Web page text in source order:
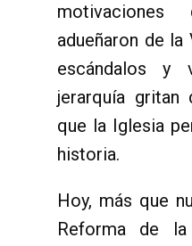
adueñaron de la
escándalos y
jerarquía gritan
que la Iglesia
historia.
Hoy, más que
Reforma de